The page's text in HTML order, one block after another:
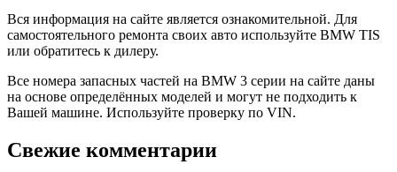
Вся информация на сайте является ознакомительной. Для
самостоятельного ремонта своих авто используйте BMW TIS
или обратитесь к дилеру.
Все номера запасных частей на BMW 3 серии на сайте даны
на основе определённых моделей и могут не подходить к
Вашей машине. Используйте проверку по VIN.
Свежие комментарии